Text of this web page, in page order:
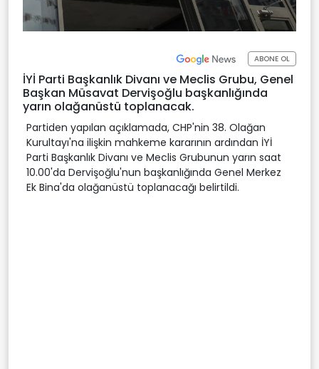
ABONE OL
İYİ Parti Başkanlık Divanı ve Meclis Grubu, Genel
Başkan Müsavat Dervişoğlu başkanlığında
yarın olağanüstü toplanacak.
Partiden yapılan açıklamada, CHP'nin 38. Olağan
Kurultayı'na ilişkin mahkeme kararının ardından İYİ
Parti Başkanlık Divanı ve Meclis Grubunun yarın saat
10.00'da Dervişoğlu'nun başkanlığında Genel Merkez
Ek Bina'da olağanüstü toplanacağı belirtildi.